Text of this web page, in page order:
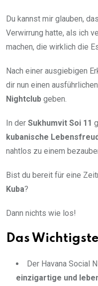
Du kannst mir glauben,
Verwirrung hatte, als ich
machen, die wirklich die
Nach einer ausgiebigen
dir nun einen
Nightclub geben.
In der Sukhumvit Soi 11
kubanische
nahtlos zu einem
Bist du bereit für eine
Kuba?
Dann nichts wie los!
Das
Der Havana Social
einzigartige und